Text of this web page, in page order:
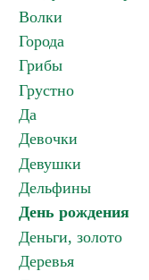
Волки
Города
Грибы
Грустно
Да
Девочки
Девушки
Дельфины
День рождения
Деньги, золото
Деревья